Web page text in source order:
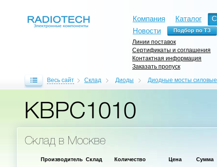
Компания Каталог
Новости
Линии поставок
Сертификаты и соглашения
Контактная информация
Заказать пропуск
Весь сайт Склад Диоды Диодные мосты силовые
KBPC1010
Склад в Москве
Производитель Склад Количество Цена Сумма